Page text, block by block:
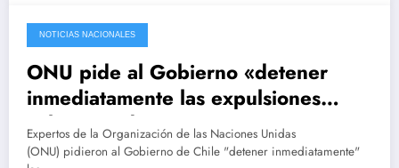
mayo 20, 2021
NOTICIAS NACIONALES
ONU pide al Gobierno «detener
inmediatamente las expulsiones
colectivas de migrantes»
Expertos de la Organización de las Naciones Unidas
(ONU) pidieron al Gobierno de Chile "detener inmediatamente"